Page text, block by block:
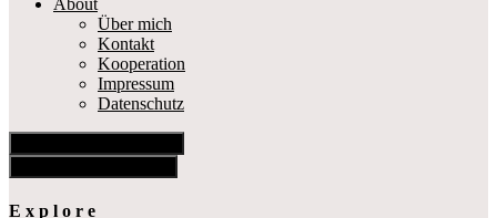
About
Über mich
Kontakt
Kooperation
Impressum
Datenschutz
E x p l o r e